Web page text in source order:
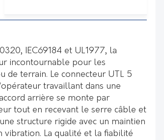
IEC69184 et UL1977, la
incontournable pour les
de terrain. Le connecteur UTL 5
travaillant dans une
arrière se monte par
tout en recevant le serre câble et
structure rigide avec un maintien
vibration. La qualité et la fiabilité